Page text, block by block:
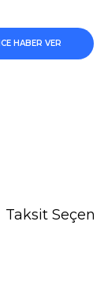
HABER VER
Taksit